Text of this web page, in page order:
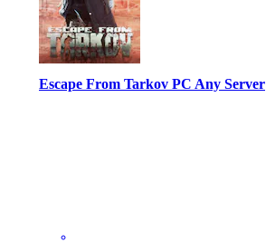
Escape From Tarkov PC Any Server